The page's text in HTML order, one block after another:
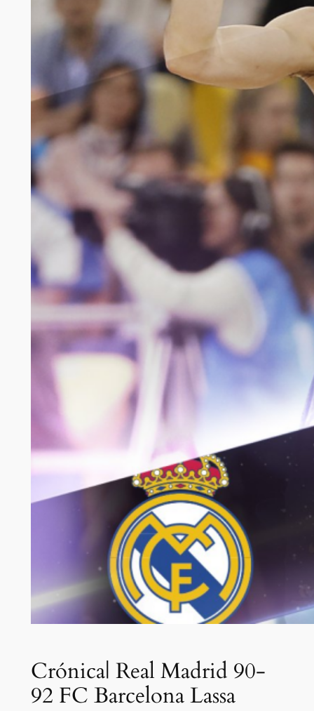
Crónica| Real Madrid 90-
92 FC Barcelona Lassa